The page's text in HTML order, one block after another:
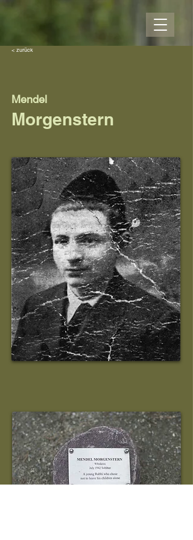
< zurück
Mendel
Morgenstern